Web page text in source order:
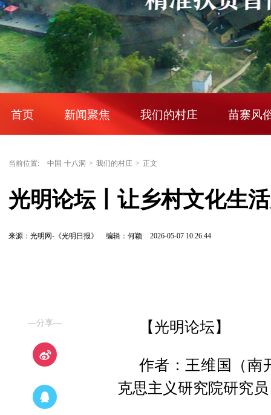
首页 新闻聚焦 我们的村庄 苗寨风
当前位置: 中国·十八洞 > 我们的村庄 > 正文
光明论坛丨让乡村文化生
来源：光明网-《光明日报》 编辑：何颖 2026-05-07 10:26:44
—分享— 【光明论坛】
作者：王维国（南
克思主义研究院研究